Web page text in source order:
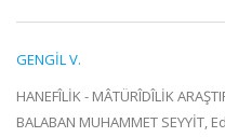
GENGİL V.
HANEFÎLİK - MÂTÜRÎDÎLİK
BALABAN MUHAMMET